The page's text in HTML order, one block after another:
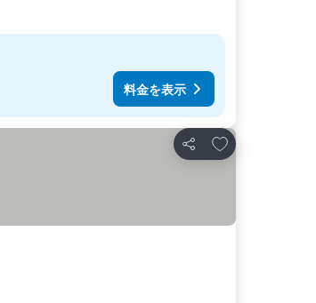
料金を表示
シェア
お気に入りに追加